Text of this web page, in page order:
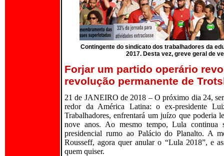
Contingente do sindicato dos trabalhadores da
2017. Desta vez, greve geral de
Forjar um partido operário
revolução permanente de
21 de JANEIRO de 2018 – O próximo dia 24,
redor da América Latina: o ex-presidente
Trabalhadores, enfrentará um juízo que poderia
nove anos. Ao mesmo tempo, Lula continua
presidencial rumo ao Palácio do Planalto. A
Rousseff, agora quer anular o “Lula 2018”, e
quem quiser.